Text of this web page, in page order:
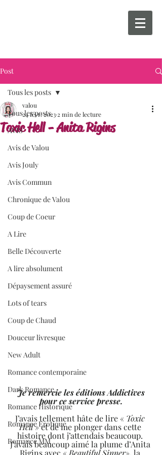
Post
Tous les posts
AVIS
Avis de Valou
Avis Jouly
Avis Commun
Chronique de Valou
Coup de Coeur
A Lire
Belle Découverte
A lire absolument
Dépaysement assuré
Lots of tears
Coup de Chaud
Douceur livresque
New Adult
Romance contemporaine
Dark Romance
Romance Historique
Romance Erotique
Romance MM
Tous les posts
Toxic Hell - Anita Rigins
valou
24 févr. 2023 2 min de lecture
Je remercie les éditions Addictives
pour ce service presse.
J’avais tellement hâte de lire « Toxic
Hell » et de me plonger dans cette
histoire dont j’attendais beaucoup.
J’avais beaucoup aimé la plume d’Anita
Rigins avec « Beautiful Sinner», la